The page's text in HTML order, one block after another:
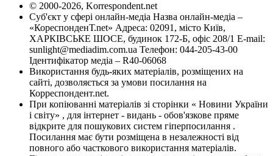
© 2000-2026, Korrespondent.net
Суб'єкт у сфері онлайн-медіа Назва онлайн-медіа –
«КореспонденТ.net» Адреса: 02091, місто Київ,
ХАРКІВСЬКЕ ШОСЕ, будинок 172-Б, офіс 208/1 E-mail:
sunlight@mediadim.com.ua Телефон: 044-205-43-00
Ідентифікатор медіа – R40-06068
Використання будь-яких матеріалів, розміщених на
сайті, дозволяється за умови посилання на
Корреспондент.net.
При копіюванні матеріалів зі сторінки « Новини України
і світу» , для інтернет - видань - обов'язкове пряме
відкрите для пошукових систем гіперпосилання .
Посилання має бути розміщена в незалежності від
повного або часткового використання матеріалів.